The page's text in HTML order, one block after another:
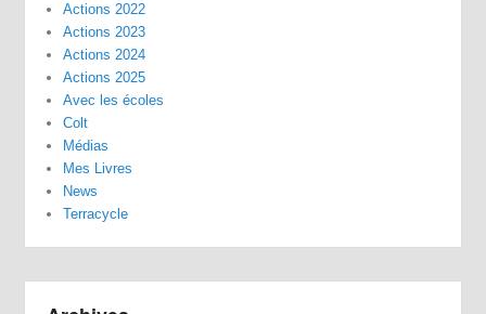
Actions 2022
Actions 2023
Actions 2024
Actions 2025
Avec les écoles
Colt
Médias
Mes Livres
News
Terracycle